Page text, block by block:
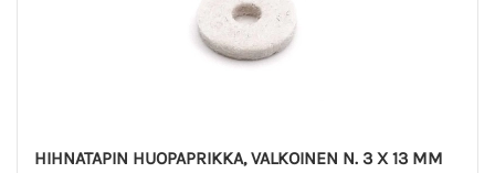
HIHNATAPIN HUOPAPRIKKA, VALKOINEN N. 3 X 13 MM